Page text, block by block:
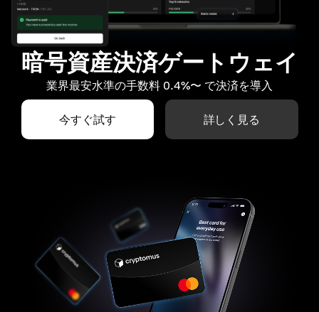
暗号資産決済ゲートウェイ
業界最安水準の手数料 0.4%〜 で決済を導入
今すぐ試す 詳しく見る